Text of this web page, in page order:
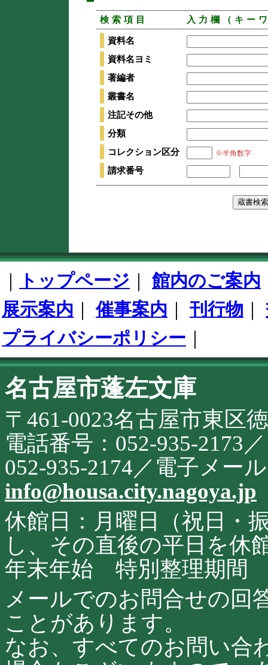
検索項目 入力欄（キー
資料名
資料名ヨミ
著編者
叢書名
注記その他
分類
コレクション区分 ※半角数字
請求番号
終
フ
始
トップページ 館内のご案内
展示案内
催事案内 刊行物
プライバシーポリシー
こ
の
サ
イ
ト
に
関
す
る
お
問
合
せ
名古屋市蓬左文庫
〒461-0023名古屋市東区
電話番号：052-935-2173
052-935-2174／電子メー
info@housa.city.nagoya.jp
休館日：月曜日（祝日・
し、その直後の平日を休
年末年始 特別整理期間
メールでのお問合せの回
ことがあります。
なお、すべてのお問い合